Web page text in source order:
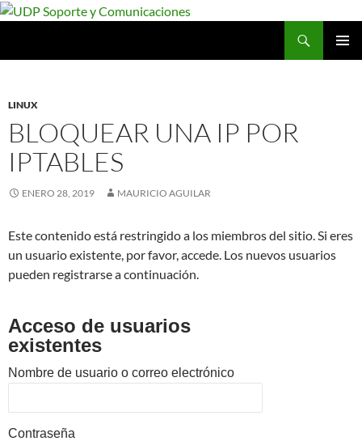
Saltar
LINUX
BLOQUEAR UNA IP POR
IPTABLES
ENERO 28, 2019 MAURICIO AGUILAR
Este contenido está restringido a los miembros del sitio. Si eres
un usuario existente, por favor, accede. Los nuevos usuarios
pueden registrarse a continuación.
Acceso de usuarios
existentes
Nombre de usuario o correo electrónico
Contraseña